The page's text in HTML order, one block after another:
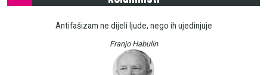
Antifašizam ne dijeli ljude, nego ih ujedinjuje
Franjo Habulin